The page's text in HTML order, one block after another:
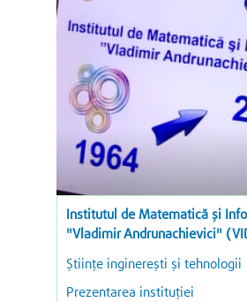
Institutul de Matematică şi
"Vladimir Andrunachievici"
Ştiinţe inginereşti şi tehnologii
Prezentarea instituției